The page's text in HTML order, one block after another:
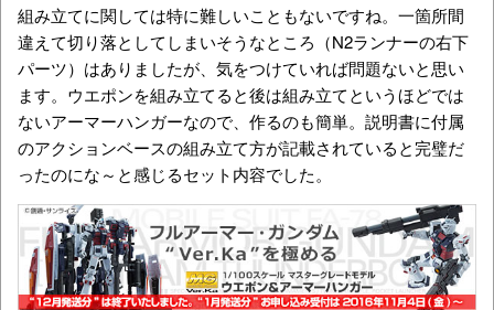
組み立てに関しては特に難しいこともないですね。一箇所間
違えて切り落としてしまいそうなところ（N2ランナーの右下
パーツ）はありましたが、気をつけていれば問題ないと思い
ます。ウエポンを組み立てると後は組み立てというほどでは
ないアーマーハンガーなので、作るのも簡単。説明書に付属
のアクションベースの組み立て方が記載されていると完璧だ
ったのにな～と感じるセット内容でした。